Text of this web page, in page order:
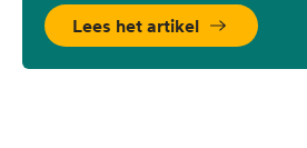
Lees het artikel